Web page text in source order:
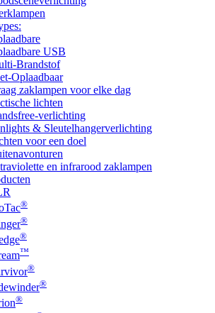
USB
Brandstof
Oplaadbaar
zaklampen voor elke dag
lichten
verlichting
& Sleutelhangerverlichting
voor een doel
en infrarood zaklampen
®
®
®
™
®
®
®